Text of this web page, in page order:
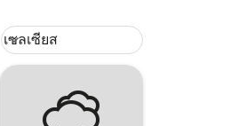
Weather unit option เซลเซียส
เซลเซียส
keyboard_arrow_down